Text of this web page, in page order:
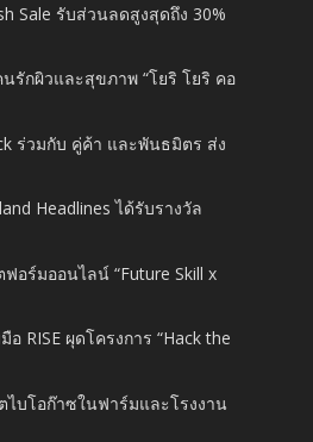
Sale รับส่วนลดสูงสุดถึง 30%
รักผิวและสุขภาพ “โยริ โยริ คอ
ร่วมกับ คู่ค้า และพันธมิตร ส่ง
Headlines ได้รับรางวัล
อร์มออนไลน์ “Future Skill x
RISE ผุดโครงการ “Hack the
บโอก๊าซในฟาร์มและโรงงาน